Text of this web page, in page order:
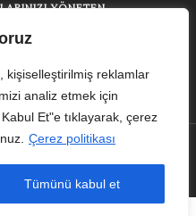
kişiselleştirilmiş reklamlar
analiz etmek için
Et"e tıklayarak, çerez
Çerez politikası
Tümünü kabul et
YÖNETEN